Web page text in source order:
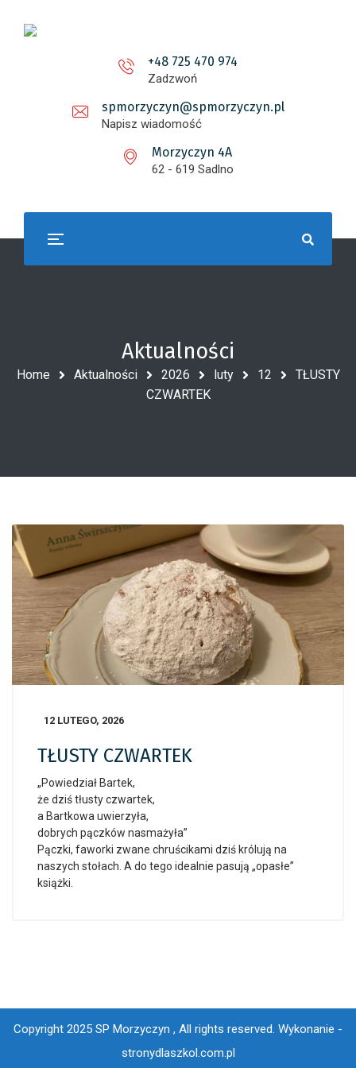
+48 725 470 974
Zadzwoń
spmorzyczyn@spmorzyczyn.pl
Napisz wiadomość
Morzyczyn 4A
62 - 619 Sadlno
Aktualności
Home Aktualności 2026 luty 12
TŁUSTY
CZWARTEK
12 LUTEGO, 2026
TŁUSTY CZWARTEK
„Powiedział Bartek,
że dziś tłusty czwartek,
a Bartkowa uwierzyła,
dobrych pączków nasmażyła”
Pączki, faworki zwane chruścikami dziś królują na
naszych stołach. A do tego idealnie pasują „opasłe”
książki.
Copyright 2025 SP Morzyczyn , All rights reserved. Wykonanie -
stronydlaszkol.com.pl